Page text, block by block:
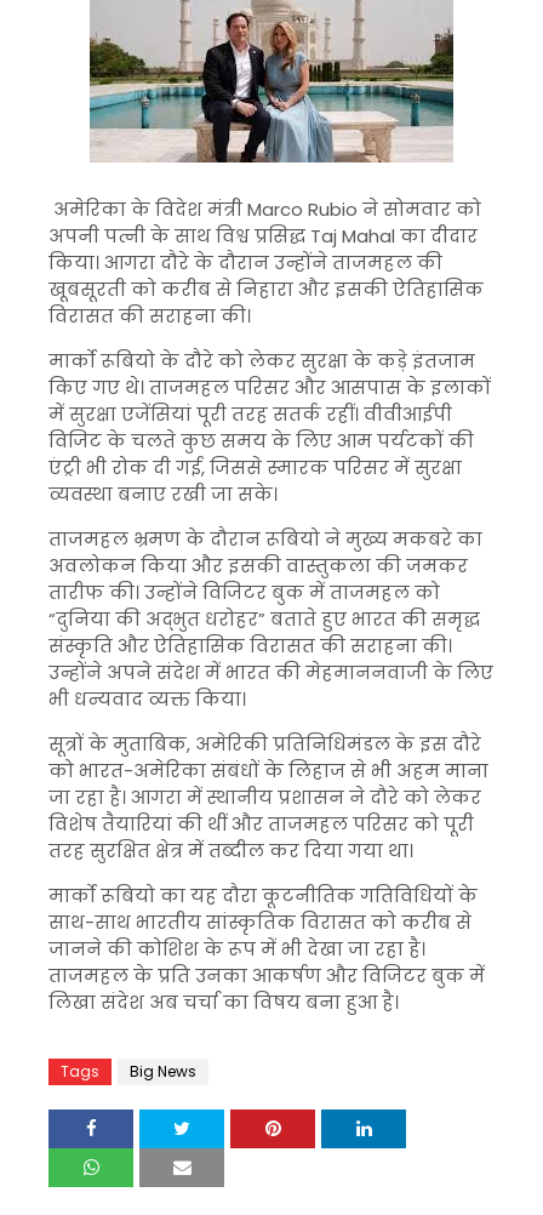
अमेरिका के विदेश मंत्रीMarco Rubio ने सोमवार को
अपनी पत्नी के साथ विश्व प्रसिद्ध Taj Mahal का दीदार
किया। आगरा दौरे के दौरान उन्होंने ताजमहल की
खूबसूरती को करीब से निहारा और इसकी ऐतिहासिक
विरासत की सराहना की।
मार्को रूबियो के दौरे को लेकर सुरक्षा के कड़े इंतजाम
किए गए थे। ताजमहल परिसर और आसपास के इलाकों
में सुरक्षा एजेंसियां पूरी तरह सतर्क रहीं। वीवीआईपी
विजिट के चलते कुछ समय के लिए आम पर्यटकों की
एंट्री भी रोक दी गई, जिससे स्मारक परिसर में सुरक्षा
व्यवस्था बनाए रखी जा सके।
ताजमहल भ्रमण के दौरान रूबियो ने मुख्य मकबरे का
अवलोकन किया और इसकी वास्तुकला की जमकर
तारीफ की। उन्होंने विजिटर बुक में ताजमहल को
“दुनिया की अद्भुत धरोहर” बताते हुए भारत की समृद्ध
संस्कृति और ऐतिहासिक विरासत की सराहना की।
उन्होंने अपने संदेश में भारत की मेहमाननवाजी के लिए
भी धन्यवाद व्यक्त किया।
सूत्रों के मुताबिक, अमेरिकी प्रतिनिधिमंडल के इस दौरे
को भारत-अमेरिका संबंधों के लिहाज से भी अहम माना
जा रहा है। आगरा में स्थानीय प्रशासन ने दौरे को लेकर
विशेष तैयारियां की थीं और ताजमहल परिसर को पूरी
तरह सुरक्षित क्षेत्र में तब्दील कर दिया गया था।
मार्को रूबियो का यह दौरा कूटनीतिक गतिविधियों के
साथ-साथ भारतीय सांस्कृतिक विरासत को करीब से
जानने की कोशिश के रूप में भी देखा जा रहा है।
ताजमहल के प्रति उनका आकर्षण और विजिटर बुक में
लिखा संदेश अब चर्चा का विषय बना हुआ है।
Tags Big News